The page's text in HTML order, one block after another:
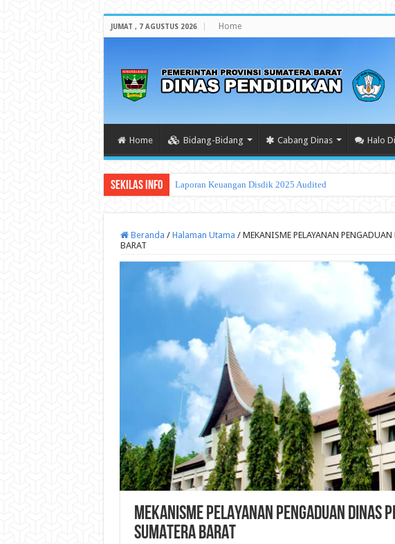
JUMAT , 7 AGUSTUS 2026 Home
Home Bidang-Bidang Cabang Dinas Halo
Sekilas Info PROGRAM/KEGIATAN DI
Beranda / Halaman Utama / MEKANISME PELAYANAN
BARAT
MEKANISME PELAYANAN PENGADUAN DINAS
SUMATERA BARAT